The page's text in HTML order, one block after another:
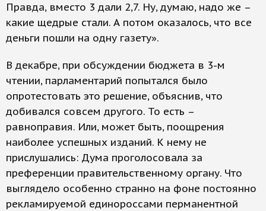
Правда, вместо 3 дали 2,7. Ну, думаю, надо же –
какие щедрые стали. А потом оказалось, что все
деньги пошли на одну газету».
В декабре, при обсуждении бюджета в 3-м
чтении, парламентарий попытался было
опротестовать это решение, объяснив, что
добивался совсем другого. То есть –
равноправия. Или, может быть, поощрения
наиболее успешных изданий. К нему не
прислушались: Дума проголосовала за
преференции правительственному органу. Что
выглядело особенно странно на фоне постоянно
рекламируемой единороссами перманентной